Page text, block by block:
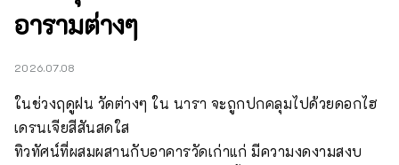
อารามต่างๆ
2026.07.08
ในช่วงฤดูฝน วัดต่างๆ ใน นารา จะถูกปกคลุมไปด้วยดอกไฮ
เดรนเจียสีสันสดใส
ทิวทัศน์ที่ผสมผสานกับอาคารวัดเก่าแก่ มีความงดงามสงบ